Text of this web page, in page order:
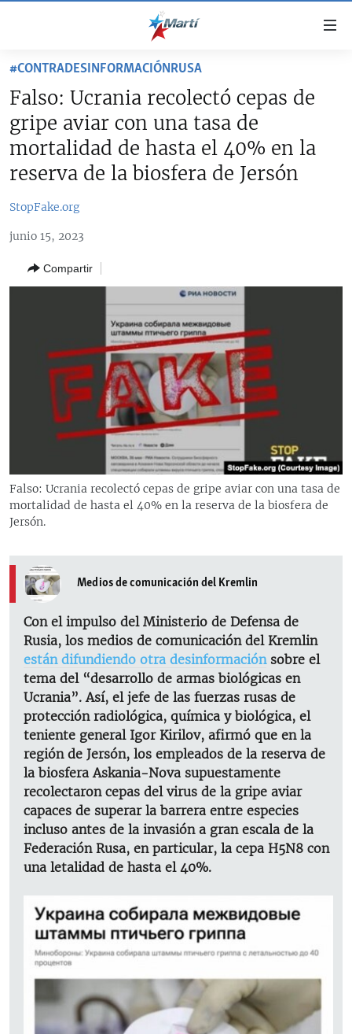
accesibilidad
contenido
principal
navegación
principal
CUBA
CUBA
DERECHOS HUMANOS
SOBRE CUBA
ESTADOS UNIDOS
ESTADOS UNIDOS
AMÉRICA LATINA
AUDIOVISUALES MARTÍ
RADIO MARTÍ
ESPECIALES
ESPECIALES
LA REALIDAD DE LA VIVIENDA EN CUBA
KENTU-CUBANO
DESINFORMACIÓN RUSA EN AMÉRICA LATINA
LA INVASIÓN DE RUSIA A UCRANIA
MULTIMEDIA
SÍGUENOS
#CONTRADESINFORMACIÓNRUSA
Falso: Ucrania recolectó cepas de
gripe aviar con una tasa de
mortalidad de hasta el 40% en la
reserva de la biosfera de Jersón
StopFake.org
junio 15, 2023
Compartir
Falso: Ucrania recolectó cepas de gripe aviar con una tasa de
mortalidad de hasta el 40% en la reserva de la biosfera de
Jersón.
Medios de comunicación del Kremlin
Con el impulso del Ministerio de Defensa de
Rusia, los medios de comunicación del Kremlin
están difundiendo otra desinformaciónsobre el
tema del “desarrollo de armas biológicas en
Ucrania”. Así, el jefe de las fuerzas rusas de
protección radiológica, química y biológica, el
teniente general Igor Kirilov, afirmó que en la
región de Jersón, los empleados de la reserva de
la biosfera Askania-Nova supuestamente
recolectaron cepas del virus de la gripe aviar
capaces de superar la barrera entre especies
incluso antes de la invasión a gran escala de la
Federación Rusa, en particular, la cepa H5N8 con
una letalidad de hasta el 40%.